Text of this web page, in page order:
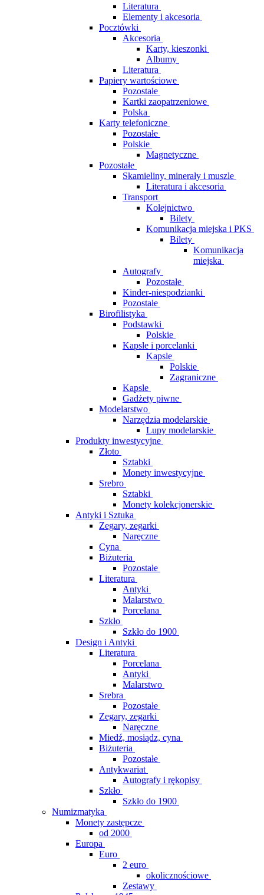
Literatura
Elementy i akcesoria
Pocztówki
Akcesoria
Karty, kieszonki
Albumy
Literatura
Papiery wartościowe
Pozostałe
Kartki zaopatrzeniowe
Polska
Karty telefoniczne
Pozostałe
Polskie
Magnetyczne
Pozostałe
Skamieliny, minerały i muszle
Literatura i akcesoria
Transport
Kolejnictwo
Bilety
Komunikacja miejska i PKS
Bilety
Komunikacja
miejska
Autografy
Pozostałe
Kinder-niespodzianki
Pozostałe
Birofilistyka
Podstawki
Polskie
Kapsle i porcelanki
Kapsle
Polskie
Zagraniczne
Kapsle
Gadżety piwne
Modelarstwo
Narzędzia modelarskie
Lupy modelarskie
Produkty inwestycyjne
Złoto
Sztabki
Monety inwestycyjne
Srebro
Sztabki
Monety kolekcjonerskie
Antyki i Sztuka
Zegary, zegarki
Naręczne
Cyna
Biżuteria
Pozostałe
Literatura
Antyki
Malarstwo
Porcelana
Szkło
Szkło do 1900
Design i Antyki
Literatura
Porcelana
Antyki
Malarstwo
Srebra
Pozostałe
Zegary, zegarki
Naręczne
Miedź, mosiądz, cyna
Biżuteria
Pozostałe
Antykwariat
Autografy i rękopisy
Szkło
Szkło do 1900
Numizmatyka
Monety zastępcze
od 2000
Europa
Euro
2 euro
okolicznościowe
Zestawy